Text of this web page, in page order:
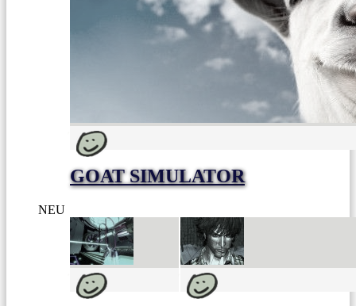
GOAT SIMULATOR
NEU